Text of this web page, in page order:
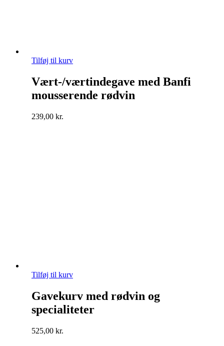
Tilføj til kurv
Vært-/værtindegave med Banfi
mousserende rødvin
239,00 kr.
Tilføj til kurv
Gavekurv med rødvin og
specialiteter
525,00 kr.